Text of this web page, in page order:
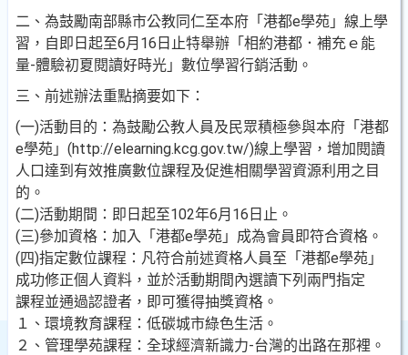
二、為鼓勵南部縣市公教同仁至本府「港都e學苑」線上學
習，自即日起至6月16日止特舉辦「相約港都．補充ｅ能
量-體驗初夏閱讀好時光」數位學習行銷活動。
三、前述辦法重點摘要如下：
(一)活動目的：為鼓勵公教人員及民眾積極參與本府「港都
e學苑」(http://elearning.kcg.gov.tw/)線上學習，增加閱讀
人口達到有效推廣數位課程及促進相關學習資源利用之目
的。
(二)活動期間：即日起至102年6月16日止。
(三)參加資格：加入「港都e學苑」成為會員即符合資格。
(四)指定數位課程：凡符合前述資格人員至「港都e學苑」
成功修正個人資料，並於活動期間內選讀下列兩門指定
課程並通過認證者，即可獲得抽獎資格。
１、環境教育課程：低碳城市綠色生活。
２、管理學苑課程：全球經濟新識力-台灣的出路在那裡。